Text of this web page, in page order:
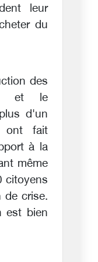
leur
du
des
et le
d'un
ont fait
à la
même
citoyens
de crise.
est bien